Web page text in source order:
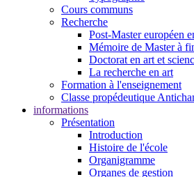
Cours communs
Recherche
Post-Master européen
Mémoire de Master à
Doctorat en art et
La recherche en art
Formation à l'enseignement
Classe propédeutique
informations
Présentation
Introduction
Histoire de l'école
Organigramme
Organes de gestion